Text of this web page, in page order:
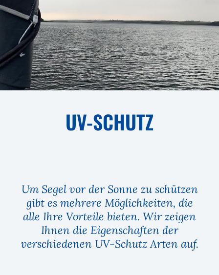
UV-SCHUTZ
Um Segel vor der Sonne zu schützen
gibt es mehrere Möglichkeiten, die
alle Ihre Vorteile bieten. Wir zeigen
Ihnen die Eigenschaften der
verschiedenen UV-Schutz Arten auf.